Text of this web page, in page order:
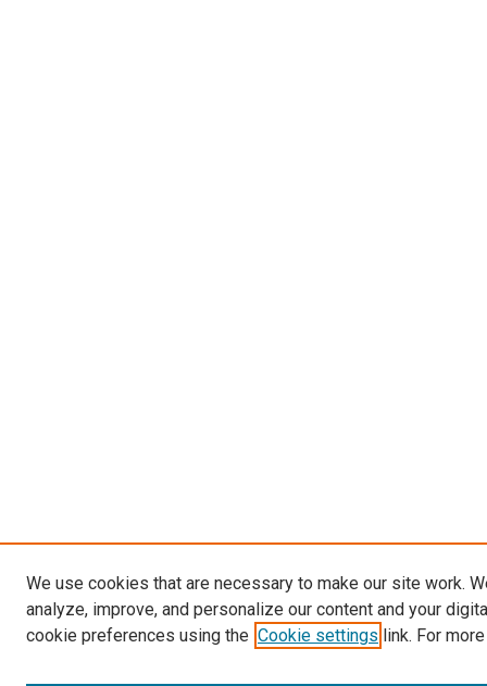
We use cookies that are necessary to make our site work.
analyze, improve, and personalize our content and your
cookie preferences using the Cookie settings link. For